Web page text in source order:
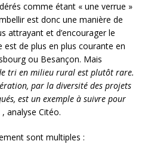
comme étant « une verrue »
est donc une manière de
attrayant et d’encourager le
est de plus en plus courante en
ou Besançon. Mais
tri en milieu rural est plutôt rare.
par la diversité des projets
est un exemple à suivre pour
, analyse Citéo.
sont multiples :